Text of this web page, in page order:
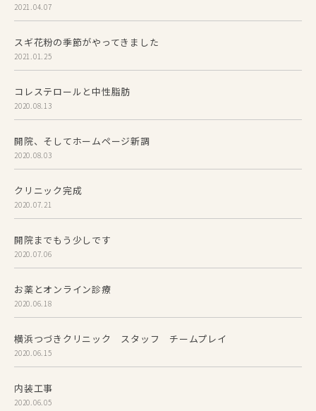
2021.04.07
スギ花粉の季節がやってきました
2021.01.25
コレステロールと中性脂肪
2020.08.13
開院、そしてホームページ新調
2020.08.03
クリニック完成
2020.07.21
開院までもう少しです
2020.07.06
お薬とオンライン診療
2020.06.18
横浜つづきクリニック スタッフ チームプレイ
2020.06.15
内装工事
2020.06.05